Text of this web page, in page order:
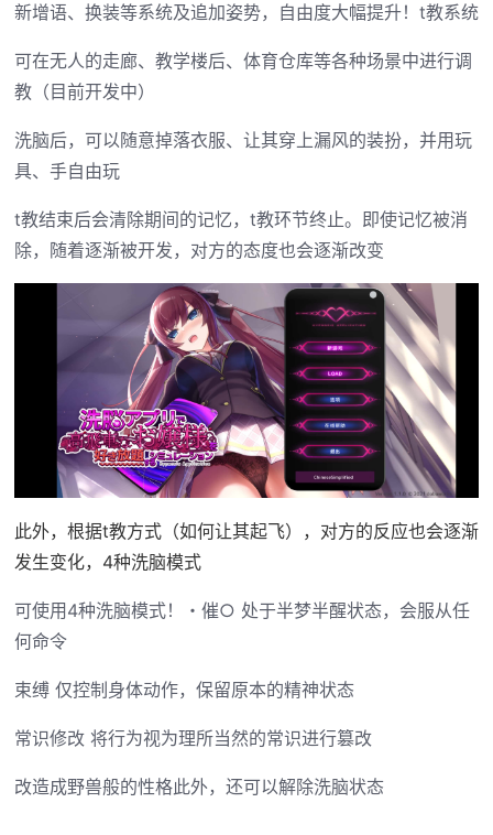
新增语、换装等系统及追加姿势，自由度大幅提升！t教系统
可在无人的走廊、教学楼后、体育仓库等各种场景中进行调
教（目前开发中）
洗脑后，可以随意掉落衣服、让其穿上漏风的装扮，并用玩
具、手自由玩
t教结束后会清除期间的记忆，t教环节终止。即使记忆被消
除，随着逐渐被开发，对方的态度也会逐渐改变
此外，根据t教方式（如何让其起飞），对方的反应也会逐渐
发生变化，4种洗脑模式
可使用4种洗脑模式！・催○ 处于半梦半醒状态，会服从任
何命令
束缚 仅控制身体动作，保留原本的精神状态
常识修改 将行为视为理所当然的常识进行篡改
改造成野兽般的性格此外，还可以解除洗脑状态